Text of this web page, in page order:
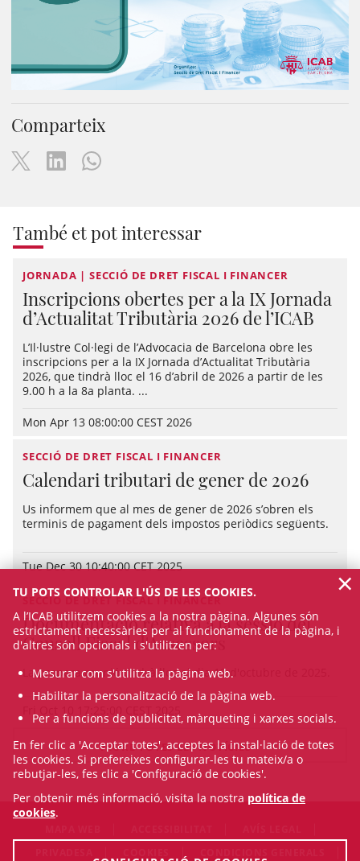
Comparteix
També et pot interessar
JORNADA | SECCIÓ DE DRET FISCAL I FINANCER
Inscripcions obertes per a la IX Jornada
d’Actualitat Tributària 2026 de l’ICAB
L’Il·lustre Col·legi de l’Advocacia de Barcelona obre les
inscripcions per a la IX Jornada d’Actualitat Tributària
2026, que tindrà lloc el 16 d’abril de 2026 a partir de les
9.00 h a la 8a planta. ...
Mon Apr 13 08:00:00 CEST 2026
SECCIÓ DE DRET FISCAL I FINANCER
Calendari tributari de gener de 2026
Us informem que al mes de gener de 2026 s’obren els
terminis de pagament dels impostos periòdics següents.
Tue Dec 30 10:40:00 CET 2025
SECCIÓ DE DRET FISCAL I FINANCER
Documentació relativa a la sessió del
Consell Fiscal d'Assessors
La propera reunió tindrà lloc el dia 13 d'octubre de 2025.
Fri Oct 10 17:25:00 CEST 2025
VEURE TOTES LES NOTÍCIES
TU POTS CONTROLAR L'ÚS DE LES COOKIES.
A l’ICAB utilitzem cookies a la nostra pàgina. Algunes són
estrictament necessàries per al funcionament de la pàgina, i
d'altres són opcionals i s'utilitzen per:
Mesurar com s'utilitza la pàgina web.
Habilitar la personalització de la pàgina web.
Per a funcions de publicitat, màrqueting i xarxes socials.
En fer clic a 'Acceptar totes', acceptes la instal·lació de totes
les cookies. Si prefereixes configurar-les tu mateix/a o
rebutjar-les, fes clic a 'Configuració de cookies'.
Per obtenir més informació, visita la nostra política de
cookies.
×